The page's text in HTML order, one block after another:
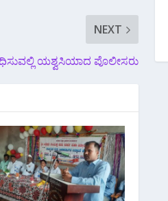
NEXT
ಯಶ್ವಸಿಯಾದ ಪೊಲೀಸರು